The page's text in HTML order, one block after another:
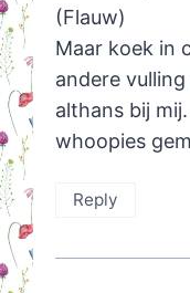
(Flauw)
Maar koek in
andere
althans bij
whoopies
Reply